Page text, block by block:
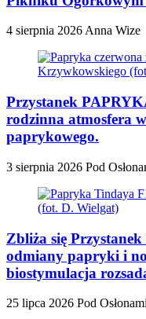
4 sierpnia 2026Anna Wize
Przystanek
rodzinna atmosfera
paprykowego.
3 sierpnia 2026 Pod
Zbliża się
odmiany papryki i
biostymulacja
25 lipca 2026 Pod Osłonami